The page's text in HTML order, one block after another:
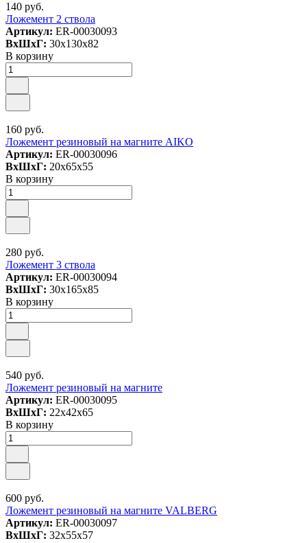
140 руб.
Ложемент 2 ствола
Артикул: ER-00030093
ВxШxГ: 30x130x82
В корзину
160 руб.
Ложемент резиновый на магните AIKO
Артикул: ER-00030096
ВxШxГ: 20x65x55
В корзину
280 руб.
Ложемент 3 ствола
Артикул: ER-00030094
ВxШxГ: 30x165x85
В корзину
540 руб.
Ложемент резиновый на магните
Артикул: ER-00030095
ВxШxГ: 22x42x65
В корзину
600 руб.
Ложемент резиновый на магните VALBERG
Артикул: ER-00030097
ВxШxГ: 32x55x57